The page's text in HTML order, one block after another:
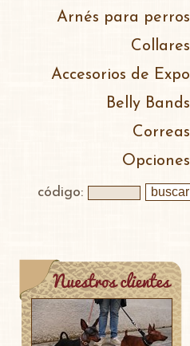
Arnés para perros
Collares
Accesorios de Expo
Belly Bands
Correas
Opciones
código: